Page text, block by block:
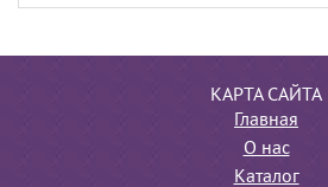
КАРТА САЙТА
Главная
О нас
Каталог